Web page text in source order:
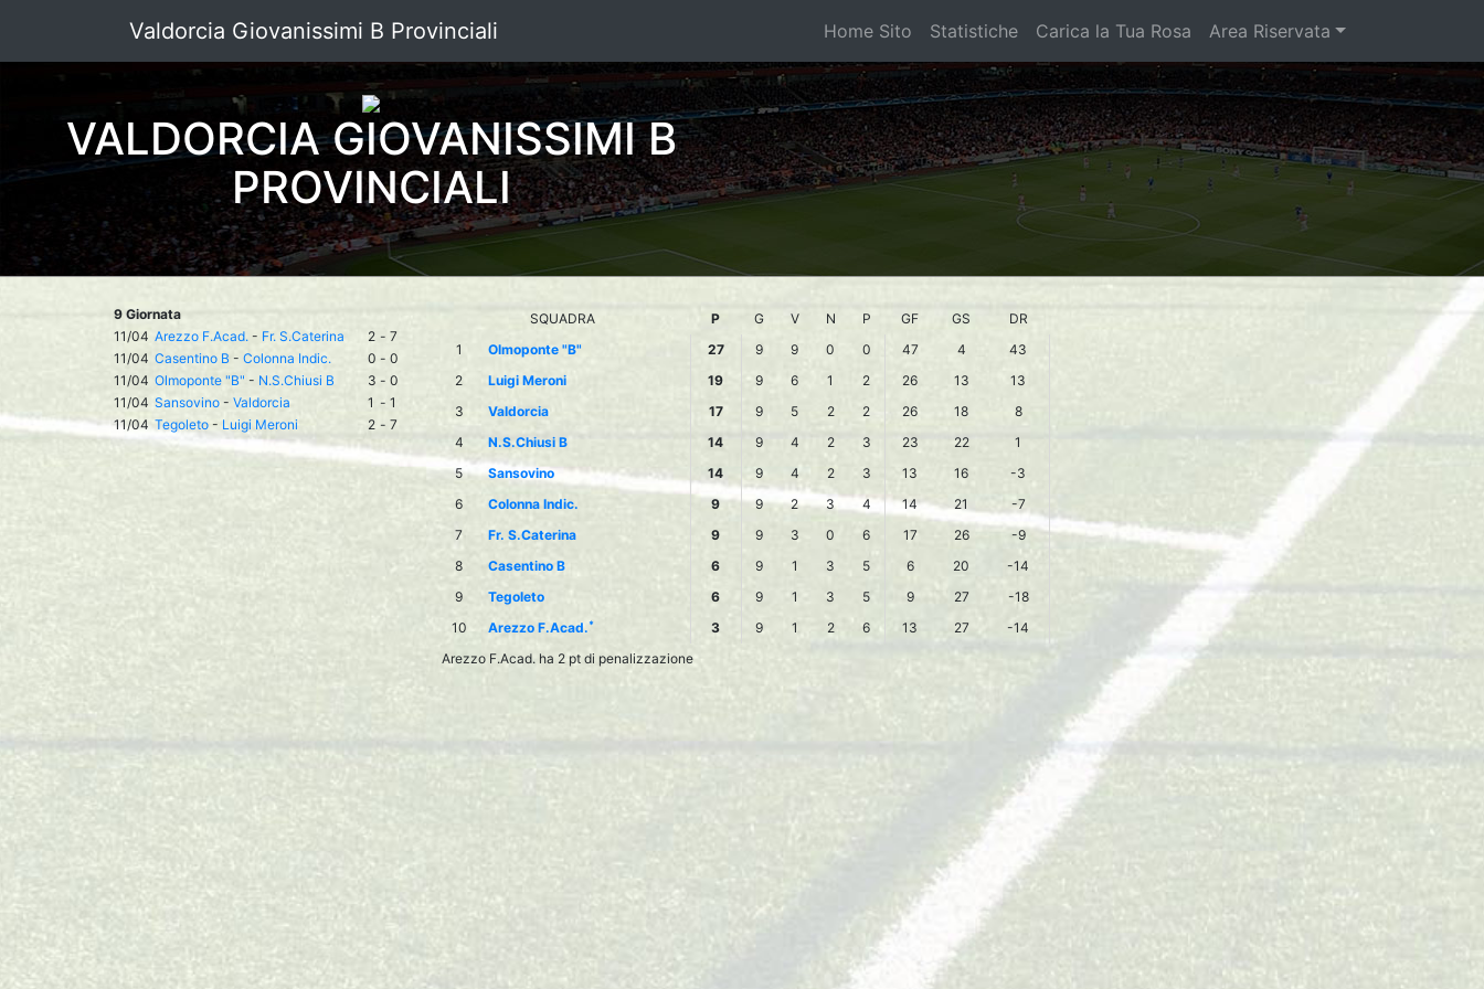
Valdorcia Giovanissimi B Provinciali Home Sito Statistiche Carica la Tua Rosa Area Riservata
VALDORCIA GIOVANISSIMI B
PROVINCIALI
9 Giornata
11/04 Arezzo F.Acad. - Fr. S.Caterina 2 - 7
11/04 Casentino B - Colonna Indic. 0 - 0
11/04 Olmoponte "B" - N.S.Chiusi B 3 - 0
11/04 Sansovino - Valdorcia 1 - 1
11/04 Tegoleto - Luigi Meroni 2 - 7
SQUADRA P G V N P GF GS
DR
1
Olmoponte "B" 27 9 9 0 0 47 4
43
2
Luigi Meroni 19 9 6 1 2 26 13
13
3
Valdorcia 17 9 5 2 2 26 18
8
4
N.S.Chiusi B 14 9 4 2 3 23 22
1
5
Sansovino 14 9 4 2 3 13 16
-3
6
Colonna Indic. 9 9 2 3 4 14 21
-7
7
Fr. S.Caterina 9 9 3 0 6 17 26
-9
8
Casentino B 6 9 1 3 5 6 20
-14
9
Tegoleto 6 9 1 3 5 9 27
-18
10
Arezzo F.Acad.* 3 9 1 2 6 13 27
-14
Arezzo F.Acad. ha 2 pt di penalizzazione